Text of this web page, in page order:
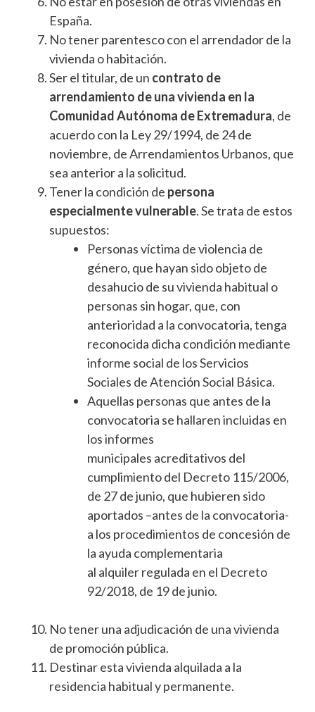
España.
No tener parentesco con el arrendador de la
vivienda o habitación.
Ser el titular, de un contrato de
arrendamiento de una vivienda en la
Comunidad Autónoma de Extremadura, de
acuerdo con la Ley 29/1994, de 24 de
noviembre, de Arrendamientos Urbanos, que
sea anterior a la solicitud.
Tener la condición de persona
especialmente vulnerable. Se trata de estos
supuestos:
Personas víctima de violencia de
género, que hayan sido objeto de
desahucio de su vivienda habitual o
personas sin hogar, que, con
anterioridad a la convocatoria, tenga
reconocida dicha condición mediante
informe social de los Servicios
Sociales de Atención Social Básica.
Aquellas personas que antes de la
convocatoria se hallaren incluidas en
los informes
municipales acreditativos del
cumplimiento del Decreto 115/2006,
de 27 de junio, que hubieren sido
aportados –antes de la convocatoria-
a los procedimientos de concesión de
la ayuda complementaria
al alquiler regulada en el Decreto
92/2018, de 19 de junio.
No tener una adjudicación de una vivienda
de promoción pública.
Destinar esta vivienda alquilada a la
residencia habitual y permanente.